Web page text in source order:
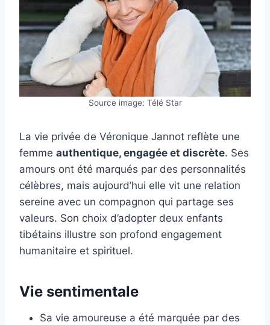
Source image: Télé Star
La vie privée de Véronique Jannot reflète une
femme authentique, engagée et discrète. Ses
amours ont été marqués par des personnalités
célèbres, mais aujourd’hui elle vit une relation
sereine avec un compagnon qui partage ses
valeurs. Son choix d’adopter deux enfants
tibétains illustre son profond engagement
humanitaire et spirituel.
Vie sentimentale
Sa vie amoureuse a été marquée par des